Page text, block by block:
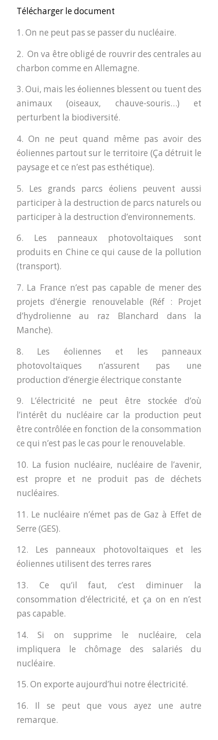
Télécharger le document
1. On ne peut pas se passer du nucléaire.
2. On va être obligé de rouvrir des centrales au
charbon comme en Allemagne.
3. Oui, mais les éoliennes blessent ou tuent des
animaux (oiseaux, chauve-souris…) et
perturbent la biodiversité.
4. On ne peut quand même pas avoir des
éoliennes partout sur le territoire (Ça détruit le
paysage et ce n’est pas esthétique).
5. Les grands parcs éoliens peuvent aussi
participer à la destruction de parcs naturels ou
participer à la destruction d’environnements.
6. Les panneaux photovoltaïques sont
produits en Chine ce qui cause de la pollution
(transport).
7. La France n’est pas capable de mener des
projets d’énergie renouvelable (Réf : Projet
d’hydrolienne au raz Blanchard dans la
Manche).
8. Les éoliennes et les panneaux
photovoltaïques n’assurent pas une
production d’énergie électrique constante
9. L’électricité ne peut être stockée d’où
l’intérêt du nucléaire car la production peut
être contrôlée en fonction de la consommation
ce qui n’est pas le cas pour le renouvelable.
10. La fusion nucléaire, nucléaire de l’avenir,
est propre et ne produit pas de déchets
nucléaires.
11. Le nucléaire n’émet pas de Gaz à Effet de
Serre (GES).
12. Les panneaux photovoltaïques et les
éoliennes utilisent des terres rares
13. Ce qu’il faut, c’est diminuer la
consommation d’électricité, et ça on en n’est
pas capable.
14. Si on supprime le nucléaire, cela
impliquera le chômage des salariés du
nucléaire.
15. On exporte aujourd’hui notre électricité.
16. Il se peut que vous ayez une autre
remarque.